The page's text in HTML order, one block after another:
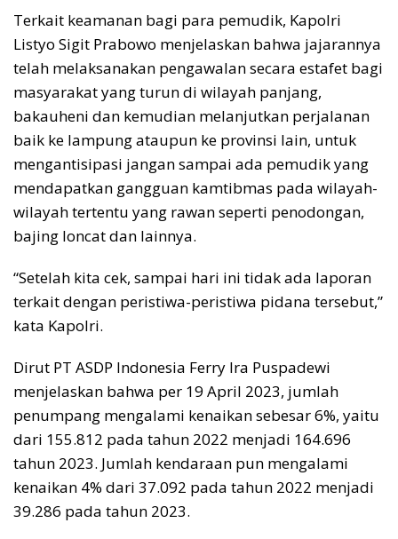
Terkait keamanan bagi para pemudik, Kapolri
Listyo Sigit Prabowo menjelaskan bahwa jajarannya
telah melaksanakan pengawalan secara estafet bagi
masyarakat yang turun di wilayah panjang,
bakauheni dan kemudian melanjutkan perjalanan
baik ke lampung ataupun ke provinsi lain, untuk
mengantisipasi jangan sampai ada pemudik yang
mendapatkan gangguan kamtibmas pada wilayah-
wilayah tertentu yang rawan seperti penodongan,
bajing loncat dan lainnya.
“Setelah kita cek, sampai hari ini tidak ada laporan
terkait dengan peristiwa-peristiwa pidana tersebut,”
kata Kapolri.
Dirut PT ASDP Indonesia Ferry Ira Puspadewi
menjelaskan bahwa per 19 April 2023, jumlah
penumpang mengalami kenaikan sebesar 6%, yaitu
dari 155.812 pada tahun 2022 menjadi 164.696
tahun 2023. Jumlah kendaraan pun mengalami
kenaikan 4% dari 37.092 pada tahun 2022 menjadi
39.286 pada tahun 2023.